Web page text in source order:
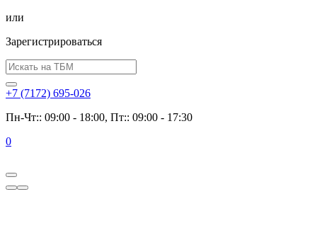
или
Зарегистрироваться
+7 (7172) 695-026
Пн-Чт:: 09:00 - 18:00, Пт:: 09:00 - 17:30
0